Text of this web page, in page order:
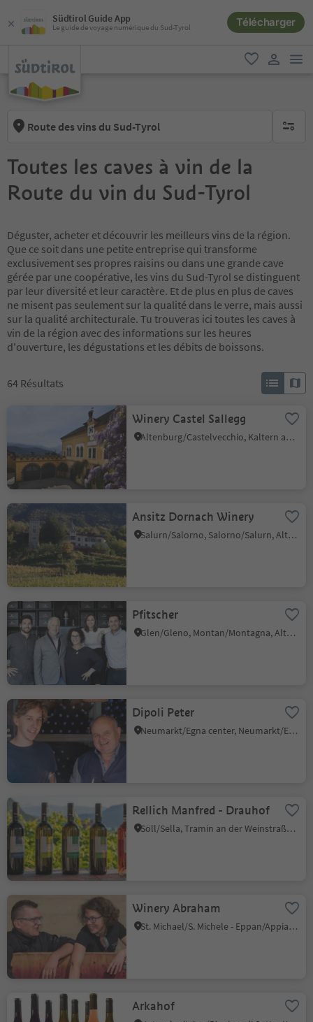
Südtirol Guide App
Le guide de voyage numérique du Sud-Tyrol Télécharger
favori
Route des vins du Sud-Tyrol aucun
Toutes les caves à vin de la
Route du vin du Sud-Tyrol
Déguster, acheter et découvrir les meilleurs vins de la région.
Que ce soit dans une petite entreprise qui transforme
exclusivement ses propres raisins ou dans une grande cave
gérée par une coopérative, les vins du Sud-Tyrol se distinguent
par leur diversité et leur caractère. Et de plus en plus de caves
ne misent pas seulement sur la qualité dans le verre, mais aussi
sur la qualité architecturale. Tu trouveras ici toutes les caves à
vin de la région avec des informations sur les heures
d'ouverture, les dégustations et les débits de boissons.
64 Résultats
Winery Castel Sallegg
Altenburg/Castelvecchio, Kaltern an der Weinstraße/Caldaro sulla Strada del Vino, Alto Adige Wine Road
Ansitz Dornach Winery
Salurn/Salorno, Salorno/Salurn, Alto Adige Wine Road
Pfitscher
Glen/Gleno, Montan/Montagna, Alto Adige Wine Road
Dipoli Peter
Neumarkt/Egna center, Neumarkt/Egna, Alto Adige Wine Road
Rellich Manfred - Drauhof
Söll/Sella, Tramin an der Weinstraße/Termeno sulla Strada del Vino, Alto Adige Wine Road
Winery Abraham
St. Michael/S. Michele - Eppan/Appiano, Eppan an der Weinstaße/Appiano sulla Strada del Vino, Alto Adige Wine Road
Arkahof